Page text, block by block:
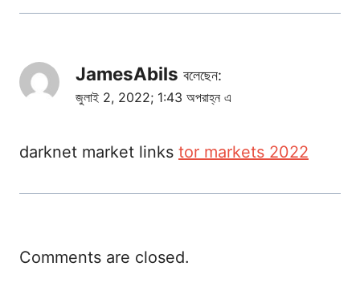
JamesAbils বলেছেন:
জুলাই 2, 2022; 1:43 অপরাহ্ন এ
darknet market links tor markets 2022
Comments are closed.